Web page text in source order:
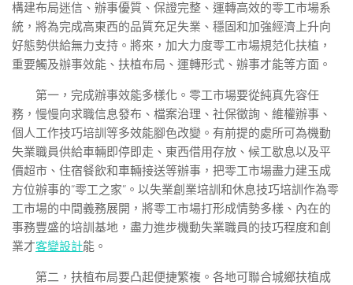
構建布局迷信、辦事優質、保證完整、運轉高效的零工市場系
統，將為完成高東西的品質充足失業、穩固和加強經濟上升向
好態勢供給無力支持。將來，加大力度零工市場規范化扶植，
重要觸及辦事效能、扶植布局、運轉形式、辦事才能等方面。
第一，完成辦事效能多樣化。零工市場要從純真先容任
務，慢慢向求職信息發布、檔案治理、社保徵詢、維權辦事、
個人工作技巧培訓等多效能腳色改變。有前提的處所可為機動
失業職員供給車輛即停即走、東西借用存放、候工歇息以及平
價超市、住宿餐飲和車輛接送等辦事，把零工市場盡力建玉成
方位辦事的“零工之家”。以失業創業培訓和休息技巧培訓作為零
工市場的中間義務展開，將零工市場打形成情勢多樣、內在的
事務豐盛的培訓基地，盡力進步機動失業職員的技巧程度和創
業才客變設計能。
第二，扶植布局要凸起便捷繁複。各地可聯合城鄉扶植成